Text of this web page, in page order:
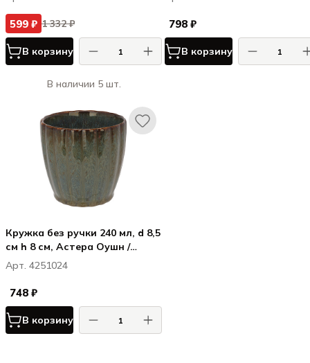
599 ₽ 1 332 ₽
В корзину
В наличии 5 шт.
798 ₽
В корзину
Кружка без ручки 240 мл, d 8,5
см h 8 см, Астера Оушн /
Astera Ocean
Арт. 4251024
748 ₽
В корзину